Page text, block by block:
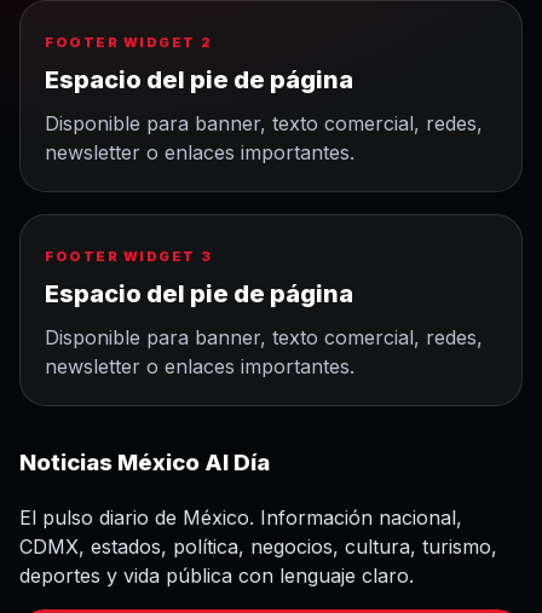
FOOTER WIDGET 2
Espacio del pie de página
Disponible para banner, texto comercial, redes,
newsletter o enlaces importantes.
FOOTER WIDGET 3
Espacio del pie de página
Disponible para banner, texto comercial, redes,
newsletter o enlaces importantes.
Noticias México Al Día
El pulso diario de México. Información nacional,
CDMX, estados, política, negocios, cultura, turismo,
deportes y vida pública con lenguaje claro.